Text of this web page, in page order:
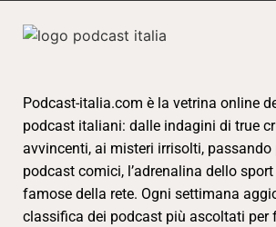
Podcast-italia.com è la vetrina online
podcast italiani: dalle indagini di true
avvincenti, ai misteri irrisolti, passando
podcast comici, l’adrenalina dello
famose della rete. Ogni settimana
classifica dei podcast più ascoltati per